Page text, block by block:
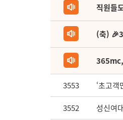
직원들
(축)
365mc,
3553 ‘초고
3552 성신여